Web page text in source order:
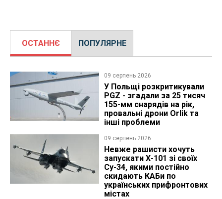
ОСТАННЄ ПОПУЛЯРНЕ
09 серпень 2026
У Польщі розкритикували
PGZ - згадали за 25 тисяч
155-мм снарядів на рік,
провальні дрони Orlik та
інші проблеми
09 серпень 2026
Невже рашисти хочуть
запускати Х-101 зі своїх
Су-34, якими постійно
скидають КАБи по
українських прифронтових
містах